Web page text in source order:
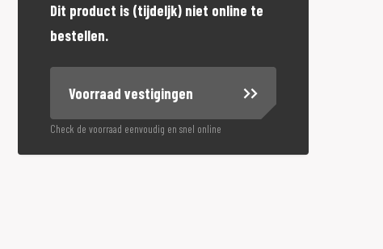
Dit product is (tijdeljk) niet online te
bestellen.
Voorraad vestigingen
Check de voorraad eenvoudig en snel online